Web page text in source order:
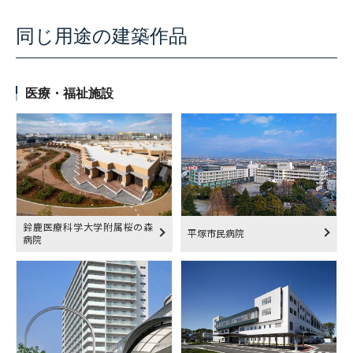
同じ用途の建築作品
医療・福祉施設
鈴鹿医療科学大学附属桜の森
病院
平塚市民病院